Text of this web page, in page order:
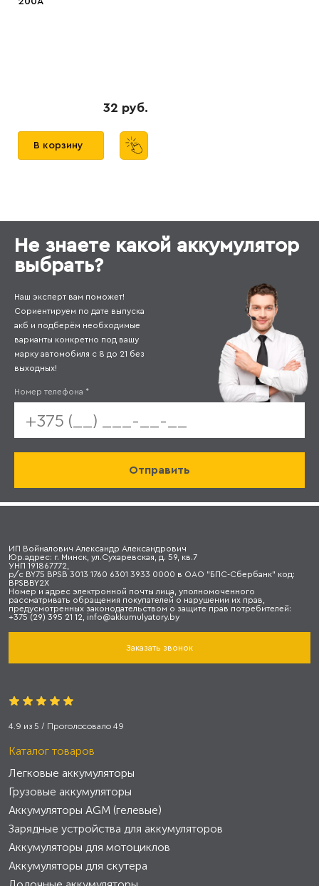
32 руб.
В корзину
Не знаете какой аккумулятор
выбрать?
Наш эксперт вам поможет!
Сориентируем по дате выпуска
акб и подберём необходимые
варианты конкретно под вашу
марку автомобиля с 8 до 21 без
выходных!
Номер телефона *
ИП Войналович Александр Александрович
Юр.адрес: г. Минск, ул.Сухаревская, д. 59, кв.7
УНП 191867772,
р/с BY75 BPSB 3013 1760 6301 3933 0000 в ОАО "БПС-Сбербанк" код:
BPSBBY2X
Номер и адрес электронной почты лица, уполномоченного
рассматривать обращения покупателей о нарушении их прав,
предусмотренных законодательством о защите прав потребителей:
+375 (29) 395 21 12, info@akkumulyatory.by
Заказать звонок
4.9 из 5 / Проголосовало 49
Каталог товаров
Легковые аккумуляторы
Грузовые аккумуляторы
Аккумуляторы AGM (гелевые)
Зарядные устройства для аккумуляторов
Аккумуляторы для мотоциклов
Аккумуляторы для скутера